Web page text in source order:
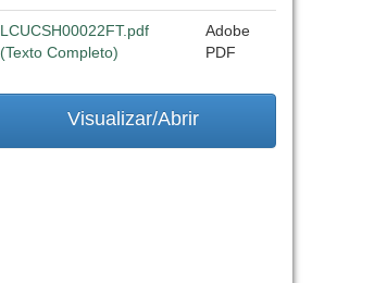
LCUCSH00022FT.pdf
(Texto Completo)
Adobe
PDF
Visualizar/Abrir